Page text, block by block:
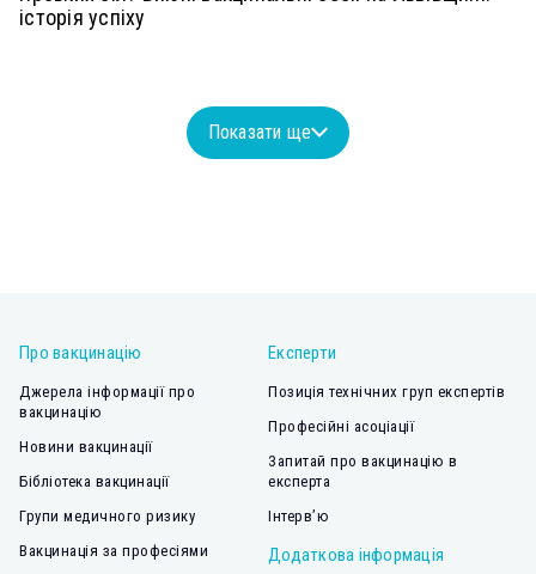
історія успіху
Показати ще
Про вакцинацію
Джерела інформації про
вакцинацію
Новини вакцинації
Бібліотека вакцинації
Групи медичного ризику
Вакцинація за професіями
Експерти
Позиція технічних груп експертів
Професійні асоціації
Запитай про вакцинацію в
експерта
Інтерв’ю
Додаткова інформація